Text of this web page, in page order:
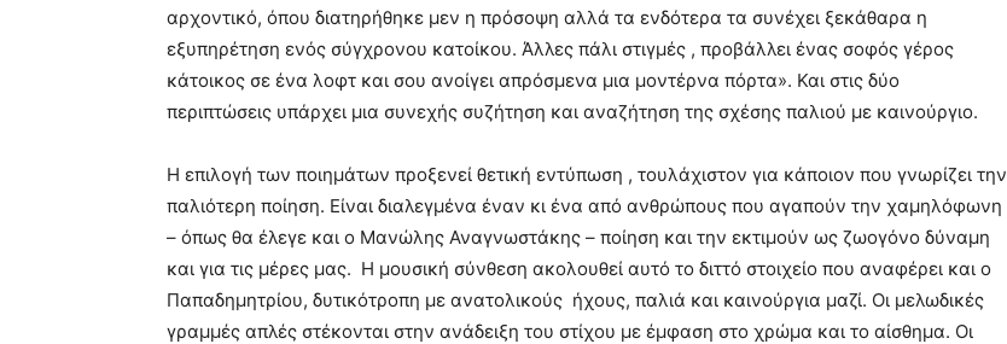
αρχοντικό, όπου διατηρήθηκε μεν η πρόσοψη αλλά τα ενδότερα τα συνέχει ξεκάθαρα η
εξυπηρέτηση ενός σύγχρονου κατοίκου. Άλλες πάλι στιγμές , προβάλλει ένας σοφός γέρος
κάτοικος σε ένα λοφτ και σου ανοίγει απρόσμενα μια μοντέρνα πόρτα». Και στις δύο
περιπτώσεις υπάρχει μια συνεχής συζήτηση και αναζήτηση της σχέσης παλιού με καινούργιο.
Η επιλογή των ποιημάτων προξενεί θετική εντύπωση , τουλάχιστον για κάποιον που γνωρίζει την
παλιότερη ποίηση. Είναι διαλεγμένα έναν κι ένα από ανθρώπους που αγαπούν την χαμηλόφωνη
– όπως θα έλεγε και ο Μανώλης Αναγνωστάκης – ποίηση και την εκτιμούν ως ζωογόνο δύναμη
και για τις μέρες μας. Η μουσική σύνθεση ακολουθεί αυτό το διττό στοιχείο που αναφέρει και ο
Παπαδημητρίου, δυτικότροπη με ανατολικούς ήχους, παλιά και καινούργια μαζί. Οι μελωδικές
γραμμές απλές στέκονται στην ανάδειξη του στίχου με έμφαση στο χρώμα και το αίσθημα. Οι